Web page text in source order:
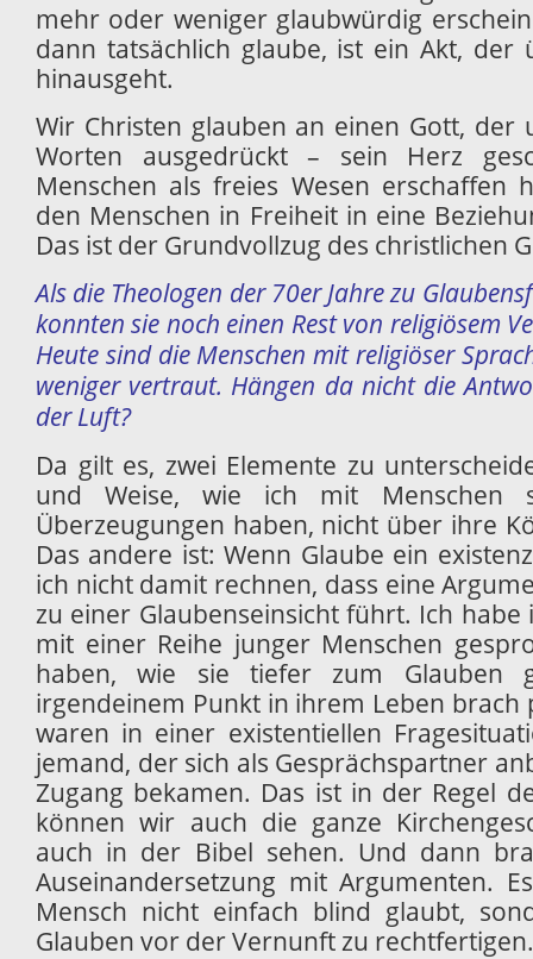
mehr oder weniger glaubwürdig
dann tatsächlich glaube, ist ein Akt, der
hinausgeht.
Wir Christen glauben an einen Gott, der
Worten ausgedrückt – sein Herz
Menschen als freies Wesen erschaffen
den Menschen in Freiheit in eine
Das ist der Grundvollzug des christlichen
Als die Theologen der 70er Jahre zu
konnten sie noch einen Rest von religiösem
Heute sind die Menschen mit religiöser
weniger vertraut. Hängen da nicht die
der Luft?
Da gilt es, zwei Elemente zu
und Weise, wie ich mit Menschen
Überzeugungen haben, nicht über ihre
Das andere ist: Wenn Glaube ein
ich nicht damit rechnen, dass eine
zu einer Glaubenseinsicht führt. Ich habe
mit einer Reihe junger Menschen
haben, wie sie tiefer zum Glauben
irgendeinem Punkt in ihrem Leben brach
waren in einer existentiellen
jemand, der sich als Gesprächspartner
Zugang bekamen. Das ist in der Regel
können wir auch die ganze
auch in der Bibel sehen. Und dann
Auseinandersetzung mit Argumenten.
Mensch nicht einfach blind glaubt,
Glauben vor der Vernunft zu rechtfertigen.